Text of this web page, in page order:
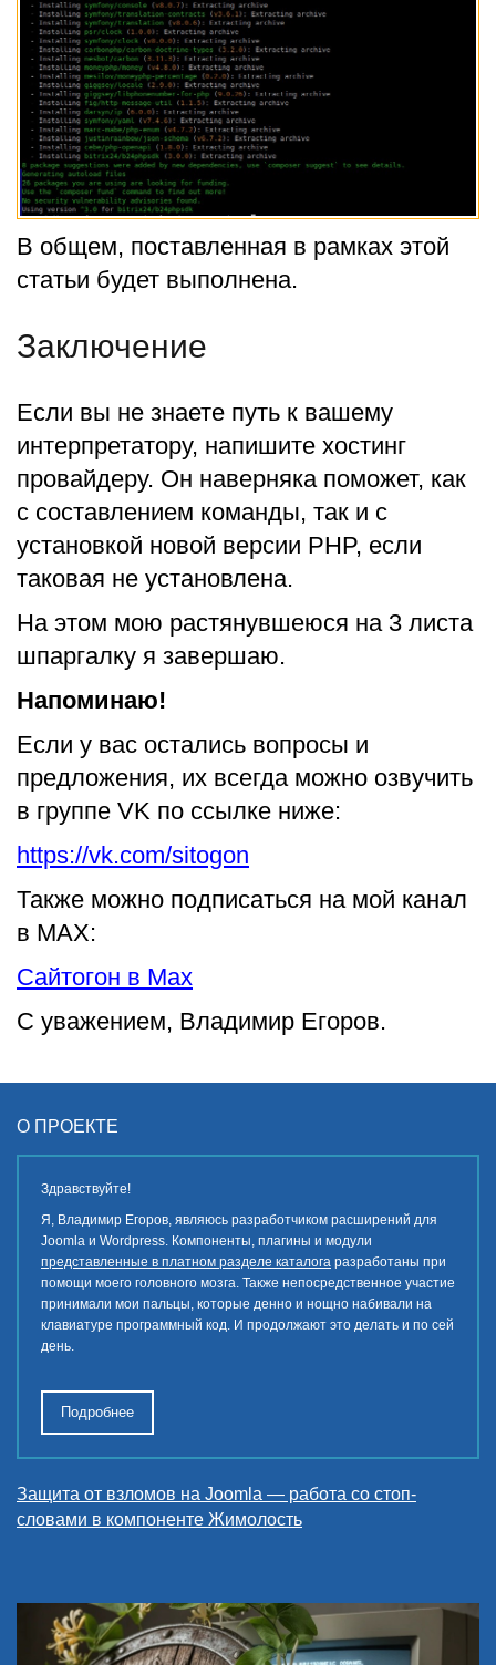
В общем, поставленная в рамках этой
статьи будет выполнена.
Заключение
Если вы не знаете путь к вашему
интерпретатору, напишите хостинг
провайдеру. Он наверняка поможет, как
с составлением команды, так и с
установкой новой версии PHP, если
таковая не установлена.
На этом мою растянувшеюся на 3 листа
шпаргалку я завершаю.
Напоминаю!
Если у вас остались вопросы и
предложения, их всегда можно озвучить
в группе VK по ссылке ниже:
https://vk.com/sitogon
Также можно подписаться на мой канал
в MAX:
Сайтогон в Max
С уважением, Владимир Егоров.
О ПРОЕКТЕ
Здравствуйте!
Я, Владимир Егоров, являюсь разработчиком расширений для
Joomla и Wordpress. Компоненты, плагины и модули
представленные в платном разделе каталога разработаны при
помощи моего головного мозга. Также непосредственное участие
принимали мои пальцы, которые денно и нощно набивали на
клавиатуре программный код. И продолжают это делать и по сей
день.
Подробнее
Защита от взломов на Joomla — работа со стоп-
словами в компоненте Жимолость